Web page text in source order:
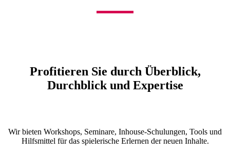
Profitieren Sie durch Überblick,
Durchblick und Expertise
Wir bieten Workshops, Seminare, Inhouse-Schulungen, Tools und
Hilfsmittel für das spielerische Erlernen der neuen Inhalte.